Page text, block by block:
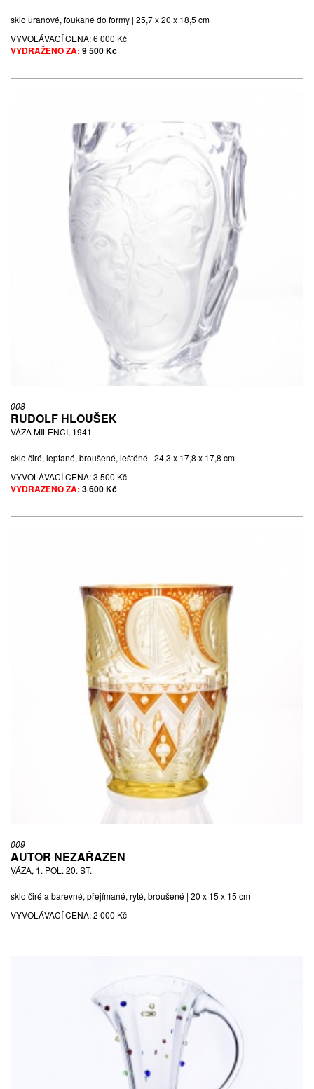
sklo uranové, foukané do formy | 25,7 x 20 x 18,5 cm
VYVOLÁVACÍ CENA:6 000 Kč
VYDRAŽENO ZA: 9 500 Kč
008
RUDOLF HLOUŠEK
VÁZA MILENCI, 1941
sklo čiré, leptané, broušené, leštěné | 24,3 x 17,8 x 17,8 cm
VYVOLÁVACÍ CENA:3 500 Kč
VYDRAŽENO ZA: 3 600 Kč
009
AUTOR NEZAŘAZEN
VÁZA, 1. POL. 20. ST.
sklo čiré a barevné, přejímané, ryté, broušené | 20 x 15 x 15 cm
VYVOLÁVACÍ CENA:2 000 Kč